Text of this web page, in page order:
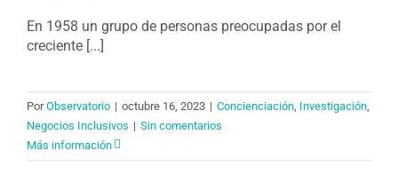
En 1958 un grupo de personas preocupadas por el
creciente [...]
PorObservatorio | octubre 16, 2023 | Concienciación Investigación
Negocios Inclusivos | Sin comentarios
Más información